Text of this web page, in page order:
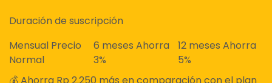
Duración de suscripción
Mensual Precio
Normal
6 meses Ahorra
3%
12 meses Ahorra
5%